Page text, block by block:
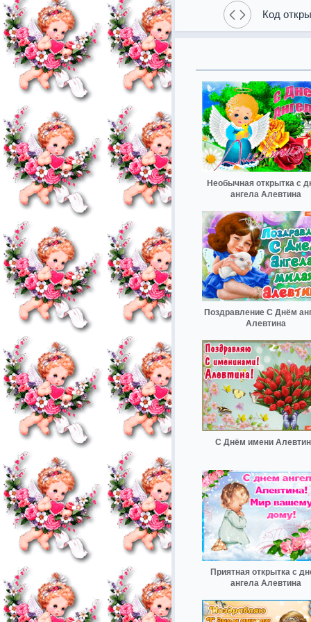
Код
Необычная открытка с
ангела Алевтина
Поздравление С Днём
Алевтина
С Днём имени
Приятная открытка с
ангела Алевтина